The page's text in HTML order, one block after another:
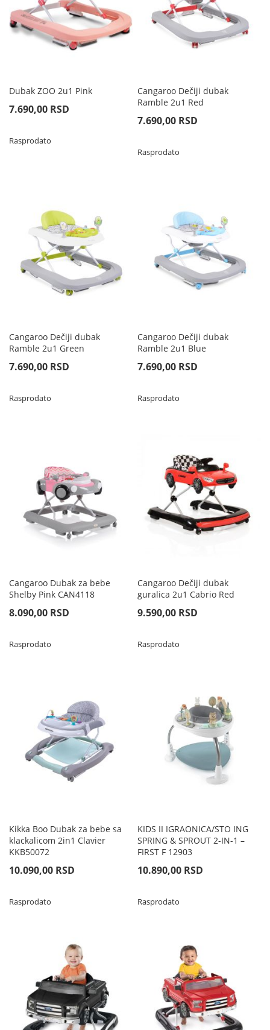
Dubak ZOO 2u1 Pink
7.690,00 RSD
Rasprodato
Cangaroo Dečiji dubak
Ramble 2u1 Red
7.690,00 RSD
Rasprodato
Cangaroo Dečiji dubak
Ramble 2u1 Green
7.690,00 RSD
Rasprodato
Cangaroo Dečiji dubak
Ramble 2u1 Blue
7.690,00 RSD
Rasprodato
Cangaroo Dubak za bebe
Shelby Pink CAN4118
8.090,00 RSD
Rasprodato
Cangaroo Dečiji dubak
guralica 2u1 Cabrio Red
9.590,00 RSD
Rasprodato
Kikka Boo Dubak za bebe sa
klackalicom 2in1 Clavier
KKB50072
10.090,00 RSD
Rasprodato
KIDS II IGRAONICA/STO ING
SPRING & SPROUT 2-IN-1 –
FIRST F 12903
10.890,00 RSD
Rasprodato